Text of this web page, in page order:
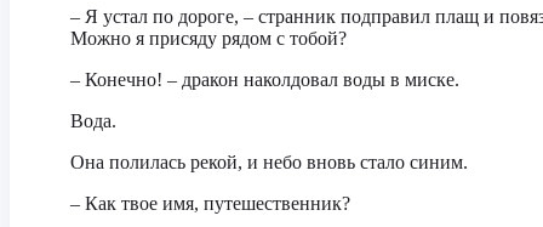
– Я устал по дороге, – странник подправил плащ и
Можно я присяду рядом с тобой?
– Конечно! – дракон наколдовал воды в миске.
Вода.
Она полилась рекой, и небо вновь стало синим.
– Как твое имя, путешественник?